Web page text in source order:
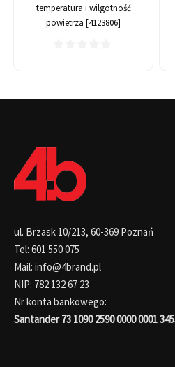
temperatura i wilgotność
powietrza [4123806]
ul. Brzask 10/213, 60-369 Poznań
Tel: 601 550 075
Mail: info@4brand.pl
NIP: 782 132 67 23
Nr konta bankowego:
Santander 73 1090 2590 0000 0001